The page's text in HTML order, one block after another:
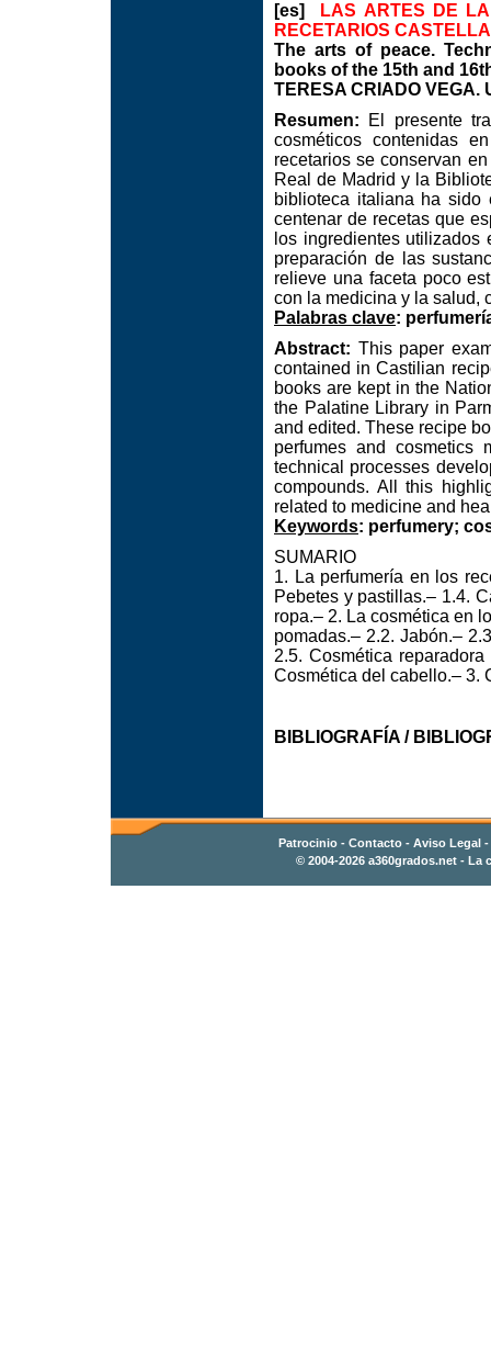
[es]
LAS ARTES DE
RECETARIOS
The arts of peace.
books of the 15th and
TERESA CRIADO
Resumen: El presente
cosméticos contenidas
recetarios se conservan
Real de Madrid y la
biblioteca italiana ha sido
centenar de recetas que
los ingredientes
preparación de las
relieve una faceta poco
con la medicina y la salud,
Palabras clave:
Abstract: This paper
contained in Castilian
books are kept in the
the Palatine Library in
and edited. These recipe
perfumes and cosmetics
technical processes
compounds. All this
related to medicine and
Keywords: perfumery;
SUMARIO
1. La perfumería en los
Pebetes y pastillas.– 1.4.
ropa.– 2. La cosmética en
pomadas.– 2.2. Jabón.–
2.5. Cosmética
Cosmética del cabello.– 3.
BIBLIOGRAFÍA /
Patrocinio- Contacto- Aviso Legal -
© 2004-2026 a360grados.net- La